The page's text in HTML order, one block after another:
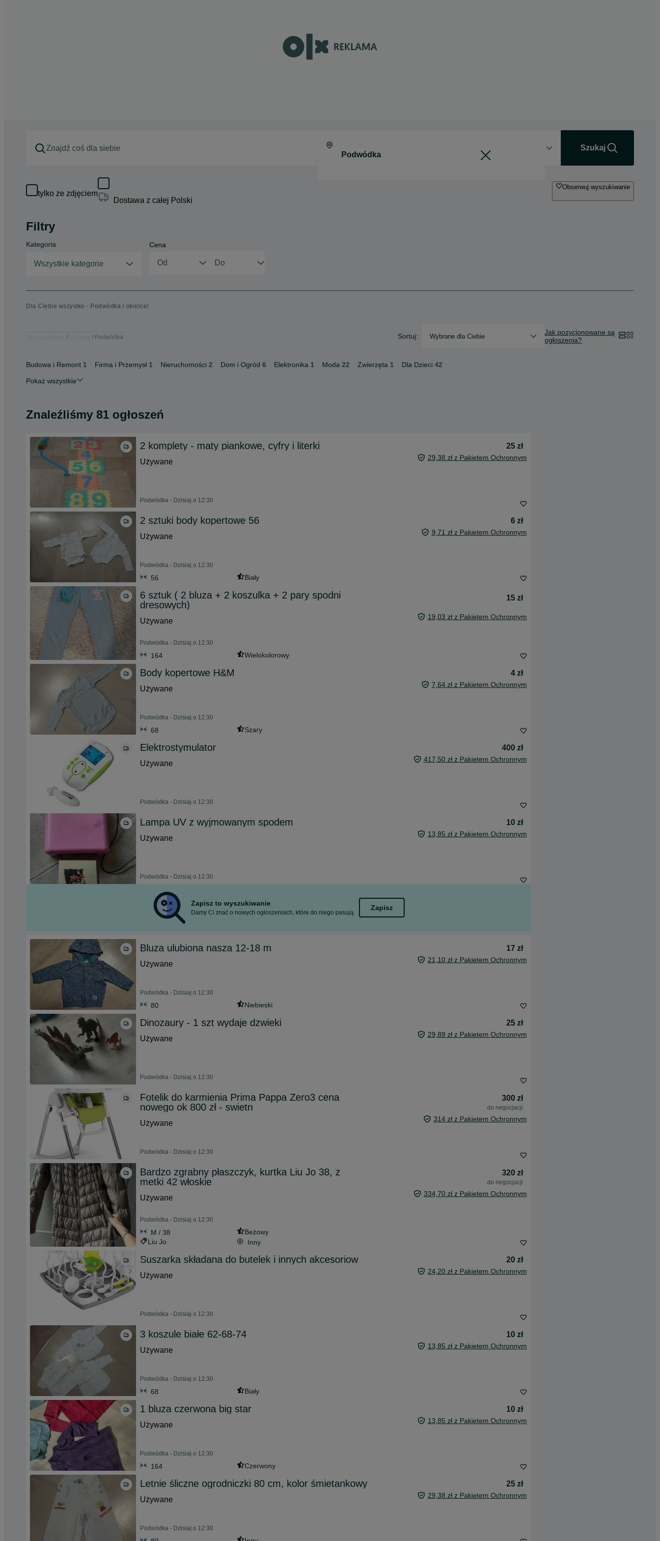
Szukaj
tylko ze zdjęciem
Dostawa z całej Polski
Obserwuj wyszukiwanie
Filtry
Kategoria
Wszystkie kategorie
Cena
Dla Ciebie wszystko - Podwódka i okolice!
Podwódka Sortuj: Wybrane dla Ciebie
Jak pozycjonowane są
ogłoszenia?
Budowa i Remont 1 Firma i Przemysł 1 Nieruchomości 2 Dom i Ogród 6 Elektronika 1 Moda 22 Zwierzęta 1 Dla Dzieci 42
Pokaż wszystkie
Znaleźliśmy 81 ogłoszeń
2 komplety - maty piankowe, cyfry i literki
25 zł
Używane
29,38 zł z Pakietem Ochronnym
Podwódka - Dzisiaj o 12:30
2 sztuki body kopertowe 56
6 zł
Używane
9,71 zł z Pakietem Ochronnym
Podwódka - Dzisiaj o 12:30
56 Biały
6 sztuk ( 2 bluza + 2 koszulka + 2 pary spodni
dresowych)
15 zł
Używane 19,03 zł z Pakietem Ochronnym
Podwódka - Dzisiaj o 12:30
164 Wielokolorowy
Body kopertowe H&M
4 zł
Używane
7,64 zł z Pakietem Ochronnym
Podwódka - Dzisiaj o 12:30
68 Szary
Elektrostymulator
400 zł
Używane
417,50 zł z Pakietem Ochronnym
Podwódka - Dzisiaj o 12:30
Lampa UV z wyjmowanym spodem
10 zł
Używane
13,85 zł z Pakietem Ochronnym
Podwódka - Dzisiaj o 12:30
Zapisz to wyszukiwanie
Damy Ci znać o nowych ogłoszeniach, które do niego pasują.
Zapisz
Bluza ulubiona nasza 12-18 m
17 zł
Używane
21,10 zł z Pakietem Ochronnym
Podwódka - Dzisiaj o 12:30
80 Niebieski
Dinozaury - 1 szt wydaje dzwieki
25 zł
Używane
29,89 zł z Pakietem Ochronnym
Podwódka - Dzisiaj o 12:30
Fotelik do karmienia Prima Pappa Zero3 cena
nowego ok 800 zł - swietn
300 zł
do negocjacji
Używane 314 zł z Pakietem Ochronnym
Podwódka - Dzisiaj o 12:30
Bardzo zgrabny płaszczyk, kurtka Liu Jo 38, z
metki 42 włoskie
320 zł
do negocjacji
Używane 334,70 zł z Pakietem Ochronnym
Podwódka - Dzisiaj o 12:30
M / 38
Beżowy
Liu Jo
Inny
Suszarka składana do butelek i innych akcesoriow
20 zł
Używane
24,20 zł z Pakietem Ochronnym
Podwódka - Dzisiaj o 12:30
3 koszule białe 62-68-74
10 zł
Używane
13,85 zł z Pakietem Ochronnym
Podwódka - Dzisiaj o 12:30
68 Biały
1 bluza czerwona big star
10 zł
Używane
13,85 zł z Pakietem Ochronnym
Podwódka - Dzisiaj o 12:30
164 Czerwony
Letnie śliczne ogrodniczki 80 cm, kolor śmietankowy
25 zł
Używane
29,38 zł z Pakietem Ochronnym
Podwódka - Dzisiaj o 12:30